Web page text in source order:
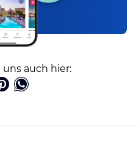
uns auch hier: